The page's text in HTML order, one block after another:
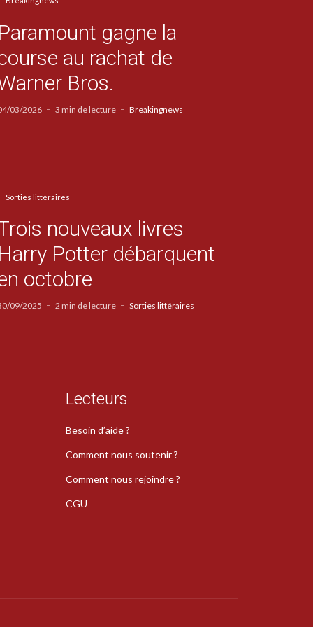
gagne la
au rachat de
Bros.
03/2026 3 min de lecture Breakingnews
Sorties littéraires
nouveaux livres
Potter débarquent
octobre
09/2025 2 min de lecture Sorties littéraires
Lecteurs
Besoin d’aide ?
Comment nous soutenir ?
Comment nous rejoindre ?
CGU